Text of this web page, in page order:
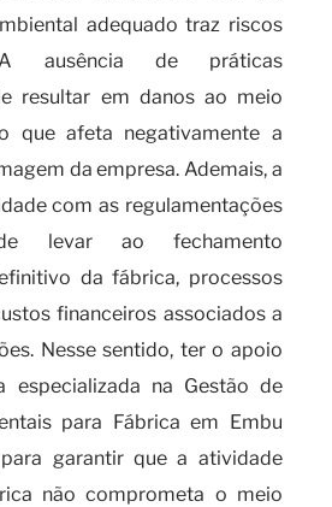
adequado traz riscos
A ausência de práticas
resultar em danos ao meio
que afeta negativamente a
da empresa. Ademais, a
com as regulamentações
levar ao fechamento
da fábrica, processos
financeiros associados a
Nesse sentido, ter o apoio
especializada na Gestão de
para Fábrica em Embu
garantir que a atividade
não comprometa o meio